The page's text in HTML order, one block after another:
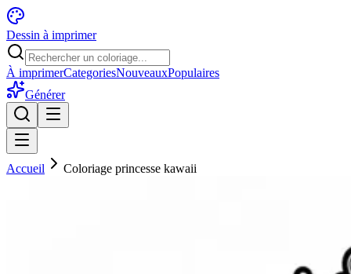
Dessin à imprimer
À imprimerCategoriesNouveauxPopulaires
Générer
Accueil Coloriage princesse kawaii